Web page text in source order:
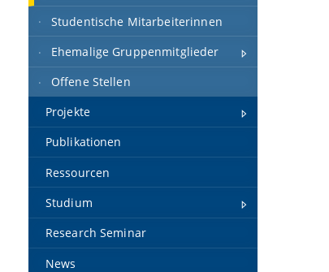
Studentische Mitarbeiterinnen
Ehemalige Gruppenmitglieder
Offene Stellen
Projekte
Publikationen
Ressourcen
Studium
Research Seminar
News